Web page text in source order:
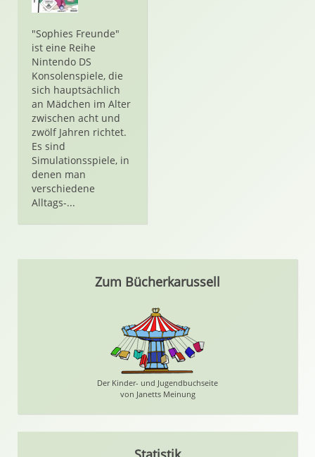
"Sophies Freunde"
ist eine Reihe
Nintendo DS
Konsolenspiele, die
sich hauptsächlich
an Mädchen im Alter
zwischen acht und
zwölf Jahren richtet.
Es sind
Simulationsspiele, in
denen man
verschiedene
Alltags-...
Zum Bücherkarussell
Der Kinder- und Jugendbuchseite
von Janetts Meinung